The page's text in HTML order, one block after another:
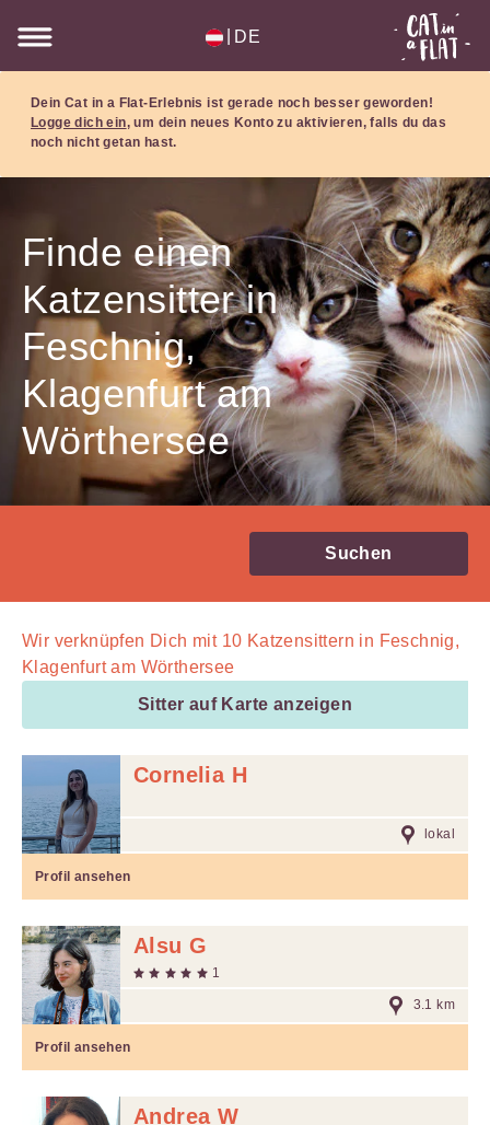
DE
Dein Cat in a Flat-Erlebnis ist gerade noch besser geworden!
Logge dich ein, um dein neues Konto zu aktivieren, falls du das
noch nicht getan hast.
Finde einen
Katzensitter in
Feschnig,
Klagenfurt am
Wörthersee
Suchen
Wir verknüpfen Dich mit 10 Katzensittern in Feschnig,
Klagenfurt am Wörthersee
Sitter auf Karte anzeigen
Cornelia H
lokal
Profil ansehen
Alsu G
1
3.1 km
Profil ansehen
Andrea W